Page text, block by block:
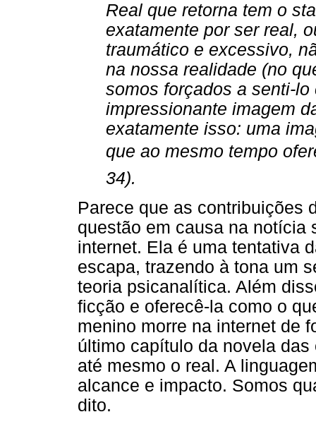
Real que retorna tem o
exatamente por ser real,
traumático e excessivo,
na nossa realidade (no
somos forçados a senti-
impressionante imagem
exatamente isso: uma
que ao mesmo tempo
34).
Parece que as contribuições
questão em causa na notícia
internet. Ela é uma tentativa
escapa, trazendo à tona um
teoria psicanalítica. Além
ficção e oferecê-la como o
menino morre na internet de
último capítulo da novela
até mesmo o real. A
alcance e impacto. Somos
dito.